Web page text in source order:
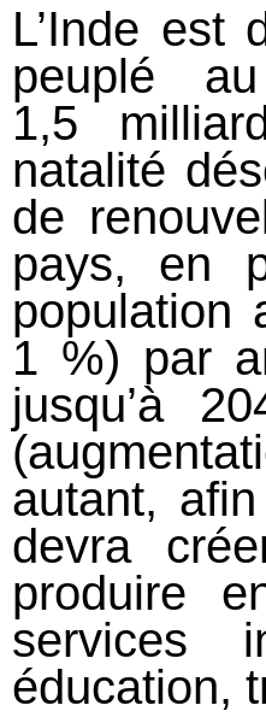
L’Inde est
peuplé
1,5
natalité
de
pays, en
population
1 %) par
jusqu’à
autant,
devra
produire
services
éducation,